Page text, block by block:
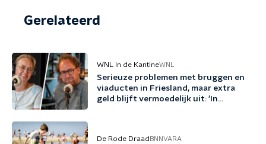
Gerelateerd
WNL In de KantineWNL
Serieuze problemen met bruggen en
viaducten in Friesland, maar extra
geld blijft vermoedelijk uit: 'In
De Rode Draad BNNVARA